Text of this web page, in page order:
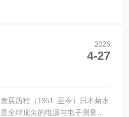
本形式，清晰解析两款探头的
，可满足常规中低频电流信
的带宽提升至DC-100MHz，
瞬态响应能力更强，能更精准
2026
4-27
展历程（1951–至今）日本菊水
全球顶尖的电源与电子测量仪